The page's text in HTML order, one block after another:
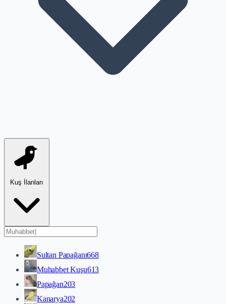
Kuş İlanları
Sultan Papağanı668
Muhabbet Kuşu613
Papağan203
Kanarya202